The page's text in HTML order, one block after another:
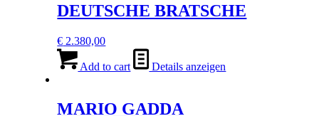
DEUTSCHE BRATSCHE
€ 2.380,00
Add to cart Details anzeigen
MARIO GADDA